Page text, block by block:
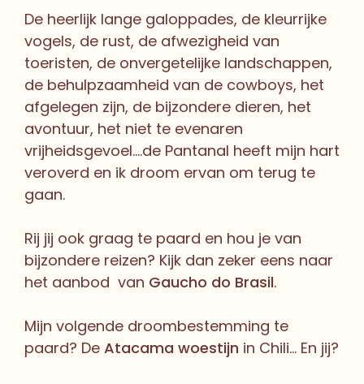
De heerlijk lange galoppades, de kleurrijke
vogels, de rust, de afwezigheid van
toeristen, de onvergetelijke landschappen,
de behulpzaamheid van de cowboys, het
afgelegen zijn, de bijzondere dieren, het
avontuur, het niet te evenaren
vrijheidsgevoel….de Pantanal heeft mijn hart
veroverd en ik droom ervan om terug te
gaan.
Rij jij ook graag te paard en hou je van
bijzondere reizen? Kijk dan zeker eens naar
het aanbod van Gaucho do Brasil.
Mijn volgende droombestemming te
paard? De Atacama woestijn in Chili… En jij?